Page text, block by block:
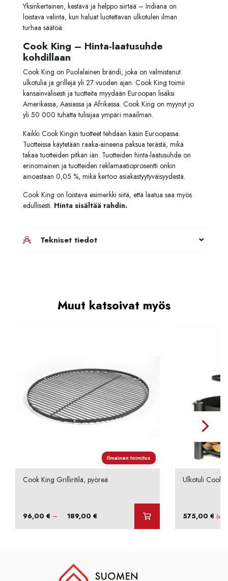
Yksinkertainen, kestävä ja helppo siirtää – Indiana on
loistava valinta, kun haluat luotettavan ulkotulen ilman
turhaa säätöä.
Cook King – Hinta-laatusuhde
kohdillaan
Cook King on Puolalainen brändi, joka on valmistanut
ulkotulia ja grillejä yli 27 vuoden ajan. Cook King toimii
kansainvälisesti ja tuotteita myydään Euroopan lisäksi
Amerikassa, Aasiassa ja Afrikassa. Cook King on myynyt jo
yli 50 000 tuhatta tulisijaa ympäri maailman.
Kaikki Cook Kingin tuotteet tehdään käsin Euroopassa.
Tuotteissa käytetään raaka-aineena paksua terästä, mikä
takaa tuotteiden pitkän iän. Tuotteiden hinta-laatusuhde on
erinomainen ja tuotteiden reklamaatioprosentti onkin
ainoastaan 0,05 %, mikä kertoo asiakastyytyväisyydestä.
Cook King on loistava esimerkki siitä, että laatua saa myös
edullisesti. Hinta sisältää rahdin.
Tekniset tiedot
Muut katsoivat myös
Ilmainen toimitus
Cook King Grilliritilä, pyöreä
96,00€ – 189,00€
Ulkotuli Cook
575,00 € (sis.